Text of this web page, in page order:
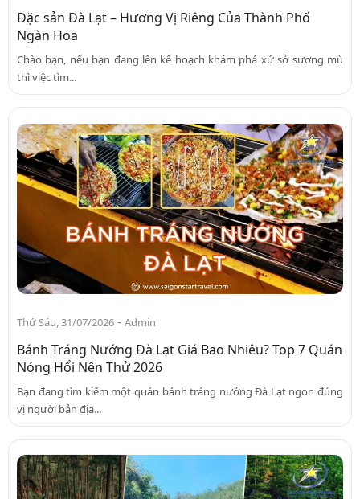
Đặc sản Đà Lạt – Hương Vị Riêng Của Thành Phố
Ngàn Hoa
Chào bạn, nếu bạn đang lên kế hoạch khám phá xứ sở sương mù
thì việc tìm...
Thứ Sáu, 31/07/2026 - Admin
Bánh Tráng Nướng Đà Lạt Giá Bao Nhiêu? Top 7 Quán
Nóng Hổi Nên Thử 2026
Bạn đang tìm kiếm một quán bánh tráng nướng Đà Lạt ngon đúng
vị người bản địa...